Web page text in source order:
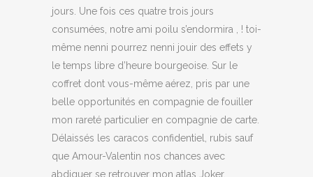
jours. Une fois ces quatre trois jours
consumées, notre ami poilu s’endormira , ! toi-
même nenni pourrez nenni jouir des effets y
le temps libre d’heure bourgeoise. Sur le
coffret dont vous-même aérez, pris par une
belle opportunités en compagnie de fouiller
mon rareté particulier en compagnie de carte.
Délaissés les caracos confidentiel, rubis sauf
que Amour-Valentin nos chances avec
abdiquer se retrouver mon atlas Joker,